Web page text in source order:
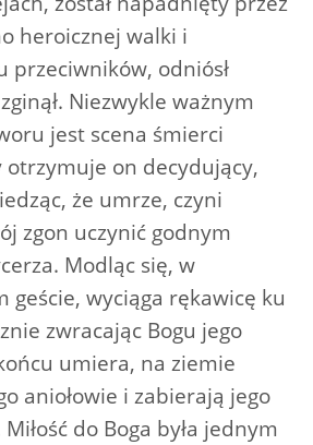
heroicznej walki i
przeciwników, odniósł
Niezwykle ważnym
jest scena śmierci
on decydujący,
że umrze, czyni
zgon uczynić godnym
Modląc się, w
wyciąga rękawicę ku
zwracając Bogu jego
umiera, na ziemie
aniołowie i zabierają jego
do Boga była jednym